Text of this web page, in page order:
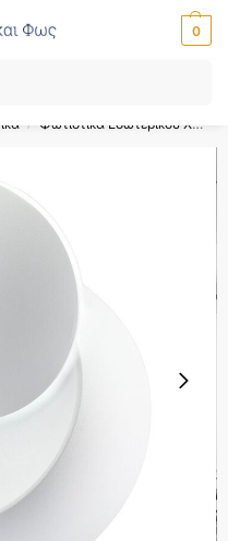
0
κωδικό ‘SPRING’!
/ Φωτιστικά Εσωτερικού Χώρου